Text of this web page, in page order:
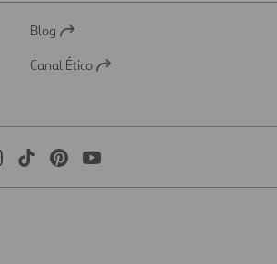
Abrir
una
Blog
Abrir
Canal Ético